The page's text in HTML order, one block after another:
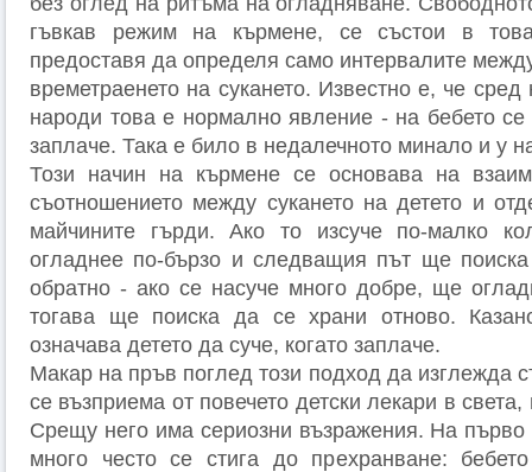
гъвкав режим на кърмене, се състои в
предоставя да определя само интервалите
времетраенето на сукането. Известно е, че
народи това е нормално явление - на бебето се
заплаче. Така е било в недалечното минало и у
Този начин на кърмене се основава на
съотношението между сукането на детето и
майчините гърди. Ако то изсуче по-малко
огладнее по-бързо и следващия път ще
обратно - ако се насуче много добре, ще
тогава ще поиска да се храни отново.
означава детето да суче, когато заплаче.
Макар на пръв поглед този подход да изглежда
се възприема от повечето детски лекари в
Срещу него има сериозни възражения. На първо
много често се стига до прехранване: